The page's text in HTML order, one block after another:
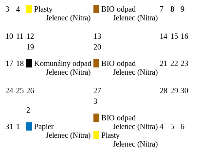
3 4
Plasty
Jelenec (Nitra)
BIO odpad
Jelenec (Nitra)
7 8 9
10 11 12 13 14 15 16
17 18
19
Komunálny odpad
Jelenec (Nitra)
20
BIO odpad
Jelenec (Nitra)
21 22 23
24 25 26 27 28 29 30
31 1
2
Papier
Jelenec (Nitra)
3
BIO odpad
Jelenec (Nitra)
Plasty
Jelenec (Nitra)
4 5 6